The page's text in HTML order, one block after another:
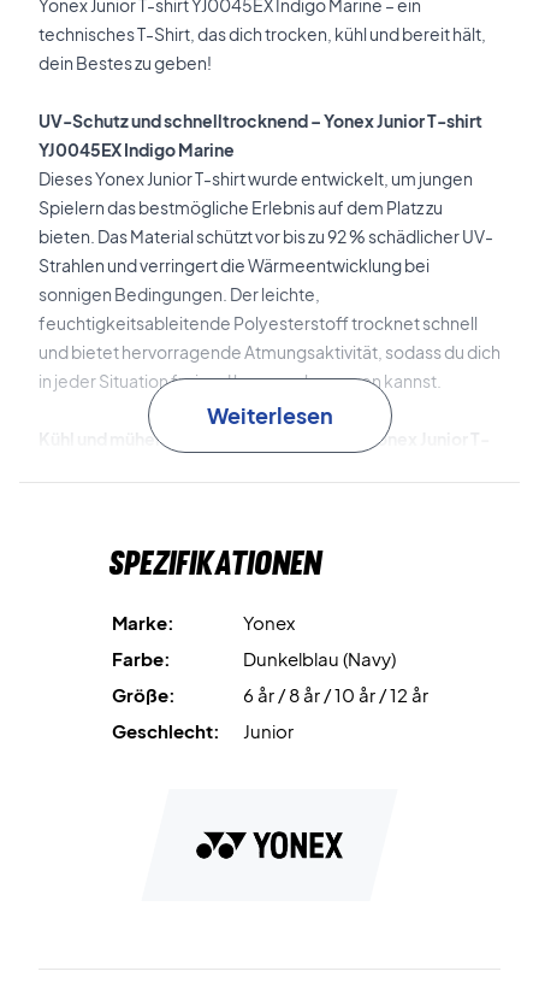
Yonex Junior T-shirt YJ0045EX Indigo Marine – ein
technisches T-Shirt, das dich trocken, kühl und bereit hält,
dein Bestes zu geben!
UV-Schutz und schnelltrocknend – Yonex Junior T-shirt
YJ0045EX Indigo Marine
Dieses Yonex Junior T-shirt wurde entwickelt, um jungen
Spielern das bestmögliche Erlebnis auf dem Platz zu
bieten. Das Material schützt vor bis zu 92 % schädlicher UV-
Strahlen und verringert die Wärmeentwicklung bei
sonnigen Bedingungen. Der leichte,
feuchtigkeitsableitende Polyesterstoff trocknet schnell
und bietet hervorragende Atmungsaktivität, sodass du dich
in jeder Situation frei und bequem bewegen kannst.
Kühl und mühelos spielen – bestelle dein Yonex Junior T-
Weiterlesen
Spezifikationen
Marke:
Yonex
Farbe:
Dunkelblau (Navy)
Größe:
6 år / 8 år / 10 år / 12 år
Geschlecht:
Junior